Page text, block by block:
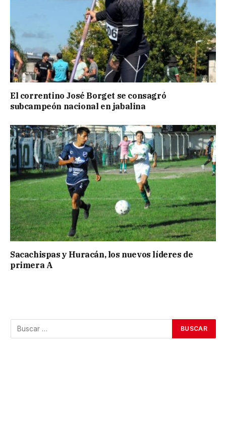
El correntino José Borget se consagró
subcampeón nacional en jabalina
Sacachispas y Huracán, los nuevos líderes de
primera A